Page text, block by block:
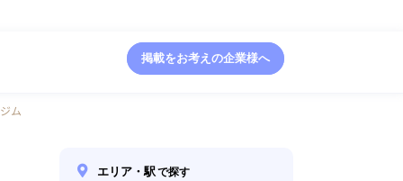
掲載をお考えの企業様へ
ム
エリア・駅で探す